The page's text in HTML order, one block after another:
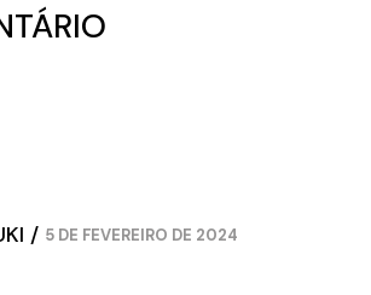
5 DE FEVEREIRO DE 2024